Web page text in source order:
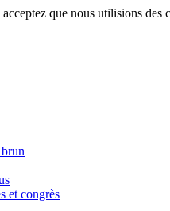
que nous utilisions
et congrès